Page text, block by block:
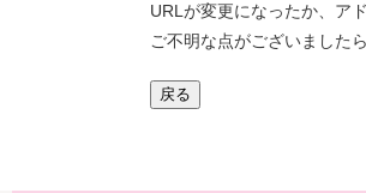
URLが変更になったか、ア
ご不明な点がございました